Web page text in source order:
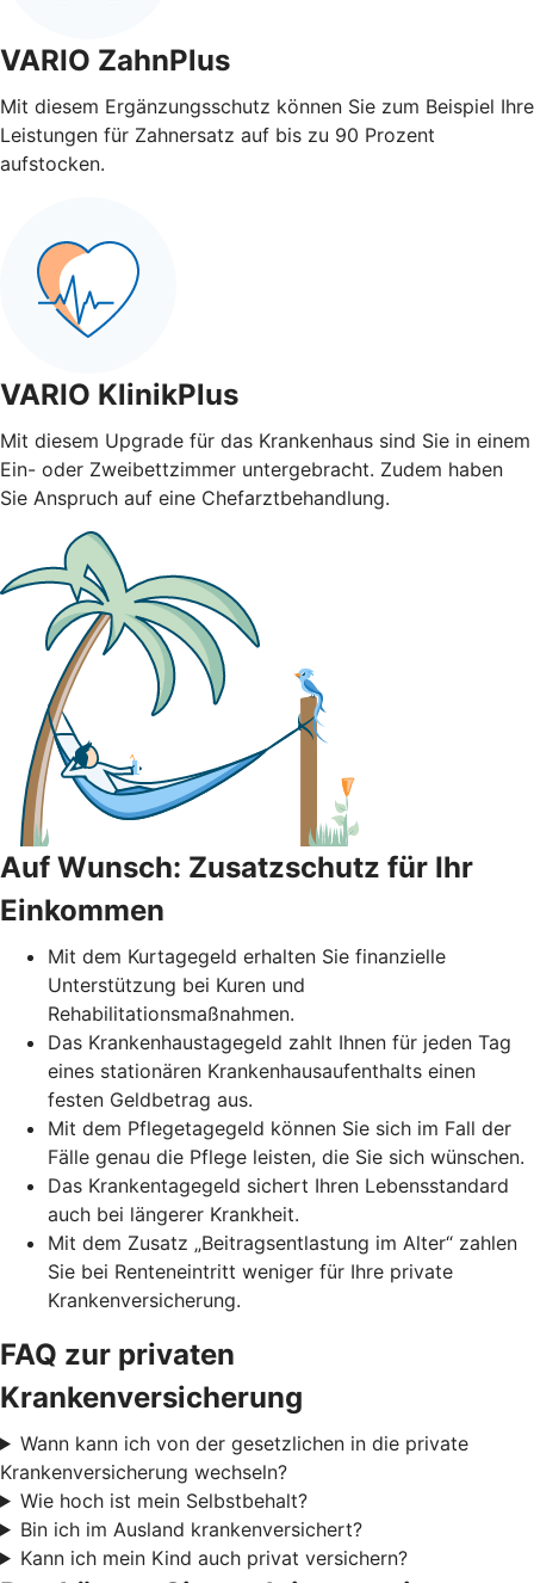
VARIO ZahnPlus
Mit diesem Ergänzungsschutz können Sie zum Beispiel Ihre
Leistungen für Zahnersatz auf bis zu 90 Prozent
aufstocken.
VARIO KlinikPlus
Mit diesem Upgrade für das Krankenhaus sind Sie in einem
Ein- oder Zweibettzimmer untergebracht. Zudem haben
Sie Anspruch auf eine Chefarztbehandlung.
Auf Wunsch: Zusatzschutz für Ihr
Einkommen
Mit dem Kurtagegeld erhalten Sie finanzielle
Unterstützung bei Kuren und
Rehabilitationsmaßnahmen.
Das Krankenhaustagegeld zahlt Ihnen für jeden Tag
eines stationären Krankenhausaufenthalts einen
festen Geldbetrag aus.
Mit dem Pflegetagegeld können Sie sich im Fall der
Fälle genau die Pflege leisten, die Sie sich wünschen.
Das Krankentagegeld sichert Ihren Lebensstandard
auch bei längerer Krankheit.
Mit dem Zusatz „Beitragsentlastung im Alter“ zahlen
Sie bei Renteneintritt weniger für Ihre private
Krankenversicherung.
FAQ zur privaten
Krankenversicherung
Wann kann ich von der gesetzlichen in die private
Krankenversicherung wechseln?
Wie hoch ist mein Selbstbehalt?
Bin ich im Ausland krankenversichert?
Kann ich mein Kind auch privat versichern?